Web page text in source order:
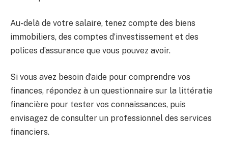
Au-delà de votre salaire, tenez compte des biens
immobiliers, des comptes d’investissement et des
polices d’assurance que vous pouvez avoir.
Si vous avez besoin d’aide pour comprendre vos
finances, répondez à un questionnaire sur la littératie
financière pour tester vos connaissances, puis
envisagez de consulter un professionnel des services
financiers.